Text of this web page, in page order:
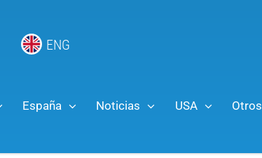
ENG
España Noticias USA Otros